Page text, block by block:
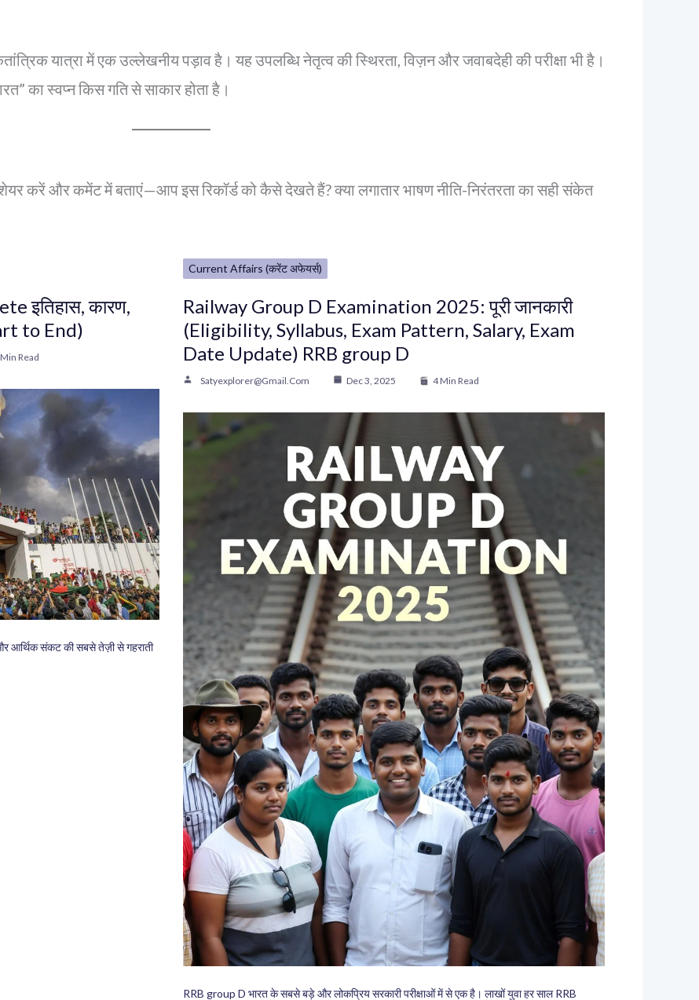
यात्रा में एक उल्लेखनीय पड़ाव है। यह उपलब्धि नेतृत्व की स्थिरता, विज़न और जवाबदेही की परीक्षा भी है।
का स्वप्न किस गति से साकार होता है।
करें और कमेंट में बताएं—आप इस रिकॉर्ड को कैसे देखते हैं? क्या लगातार भाषण नीति-निरंतरता का सही संकेत
इतिहास, कारण,
to End)
Read
आर्थिक संकट की सबसे तेज़ी से गहराती
Current Affairs (करेंट अफेयर्स)
Railway Group D Examination 2025: पूरी जानकारी
(Eligibility, Syllabus, Exam Pattern, Salary, Exam
Date Update) RRB group D
Satyexplorer@gmail.com Dec 3, 2025 4 Min Read
RRB group D भारत के सबसे बड़े और लोकप्रिय सरकारी परीक्षाओं में से एक है। लाखों युवा हर साल RRB